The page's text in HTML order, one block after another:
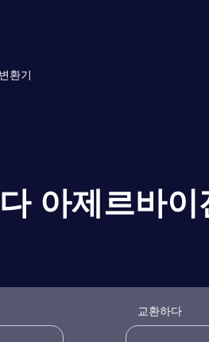
환기
아제르바
교환하다